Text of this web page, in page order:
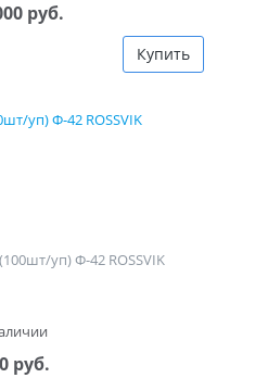
руб.
Купить
уп) Ф-42 ROSSVIK
руб.